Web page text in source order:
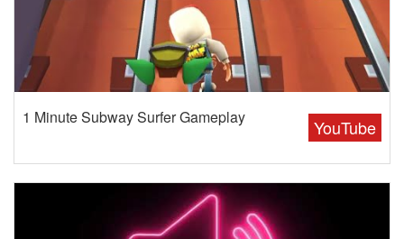
YouTube
1 Minute Subway Surfer Gameplay